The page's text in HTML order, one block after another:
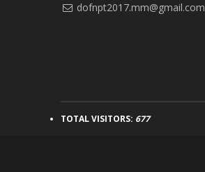
dofnpt2017.mm@gmail.com
TOTAL VISITORS: 677